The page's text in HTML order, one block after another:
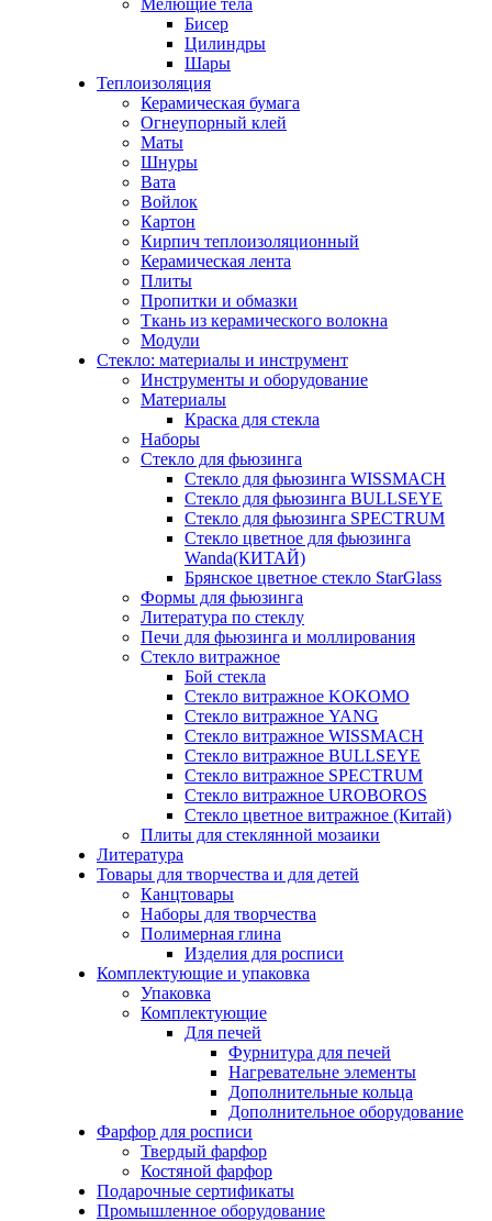
Мелющие тела
Бисер
Цилиндры
Шары
Теплоизоляция
Керамическая бумага
Огнеупорный клей
Маты
Шнуры
Вата
Войлок
Картон
Кирпич теплоизоляционный
Керамическая лента
Плиты
Пропитки и обмазки
Ткань из керамического волокна
Модули
Стекло: материалы и инструмент
Инструменты и оборудование
Материалы
Краска для стекла
Наборы
Стекло для фьюзинга
Стекло для фьюзинга WISSMACH
Стекло для фьюзинга BULLSEYE
Стекло для фьюзинга SPECTRUM
Стекло цветное для фьюзинга
Wanda(КИТАЙ)
Брянское цветное стекло StarGlass
Формы для фьюзинга
Литература по стеклу
Печи для фьюзинга и моллирования
Стекло витражное
Бой стекла
Стекло витражное KOKOMO
Стекло витражное YANG
Стекло витражное WISSMACH
Стекло витражное BULLSEYE
Стекло витражное SPECTRUM
Стекло витражное UROBOROS
Стекло цветное витражное (Китай)
Плиты для стеклянной мозаики
Литература
Товары для творчества и для детей
Канцтовары
Наборы для творчества
Полимерная глина
Изделия для росписи
Комплектующие и упаковка
Упаковка
Комплектующие
Для печей
Фурнитура для печей
Нагревательне элементы
Дополнительные кольца
Дополнительное оборудование
Фарфор для росписи
Твердый фарфор
Костяной фарфор
Подарочные сертификаты
Промышленное оборудование